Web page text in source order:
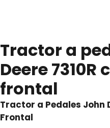
Tractor a
Deere
frontal
Tractor a Pedales John
Frontal